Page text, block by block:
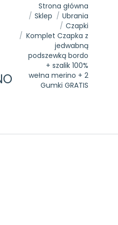
Jesteś tutaj:Strona główna
Sklep
Ubrania
Czapki
Komplet Czapka z
jedwabną
podszewką bordo
+ szalik 100%
wełna merino + 2
Gumki GRATIS